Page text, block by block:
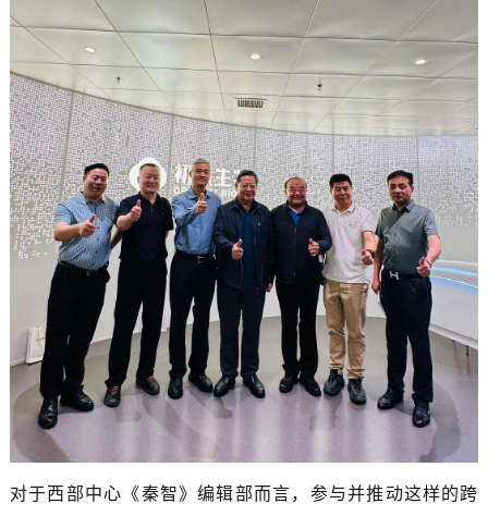
对于西部中心《秦智》编辑部而言，参与并推动这样的跨